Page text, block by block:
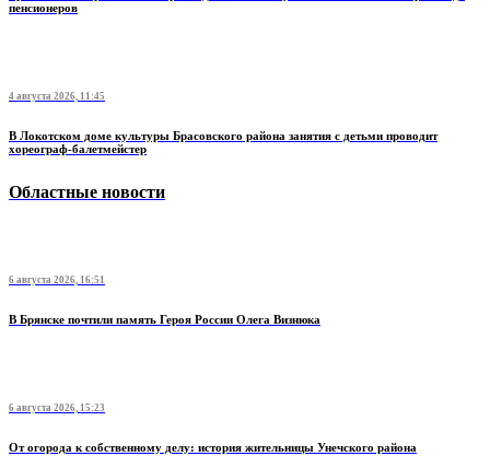
пенсионеров
4 августа 2026, 11:45
В Локотском доме культуры Брасовского района занятия с детьми проводит
хореограф-балетмейстер
Областные новости
6 августа 2026, 16:51
В Брянске почтили память Героя России Олега Визнюка
6 августа 2026, 15:23
От огорода к собственному делу: история жительницы Унечского района